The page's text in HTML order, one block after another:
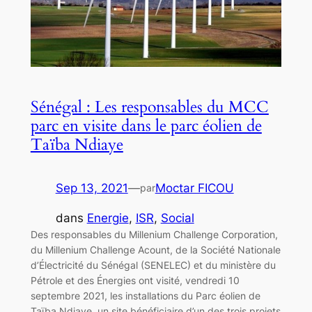
Sénégal : Les responsables du MCC
parc en visite dans le parc éolien de
Taïba Ndiaye
Sep 13, 2021—parMoctar FICOU
dans Energie, ISR, Social
Des responsables du Millenium Challenge Corporation,
du Millenium Challenge Acount, de la Société Nationale
d’Électricité du Sénégal (SENELEC) et du ministère du
Pétrole et des Énergies ont visité, vendredi 10
septembre 2021, les installations du Parc éolien de